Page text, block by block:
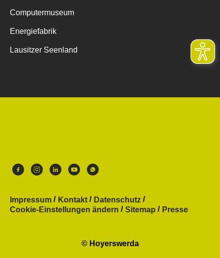
Computermuseum
Energiefabrik
Lausitzer Seenland
Impressum Kontakt
Datenschutz
Cookie-Einstellungen ändern
Sitemap Presse
© Hoyerswerda